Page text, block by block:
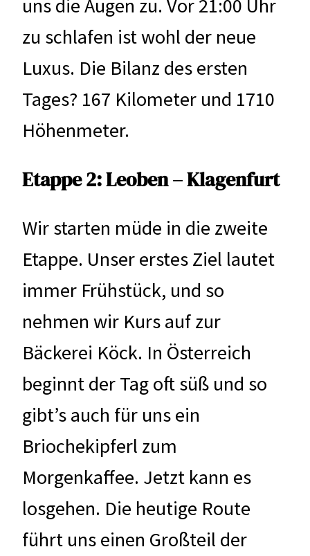
uns die Augen zu. Vor 21:00 Uhr
zu schlafen ist wohl der neue
Luxus. Die Bilanz des ersten
Tages? 167 Kilometer und 1710
Höhenmeter.
Etappe 2: Leoben – Klagenfurt
Wir starten müde in die zweite
Etappe. Unser erstes Ziel lautet
immer Frühstück, und so
nehmen wir Kurs auf zur
Bäckerei Köck. In Österreich
beginnt der Tag oft süß und so
gibt’s auch für uns ein
Briochekipferl zum
Morgenkaffee. Jetzt kann es
losgehen. Die heutige Route
führt uns einen Großteil der